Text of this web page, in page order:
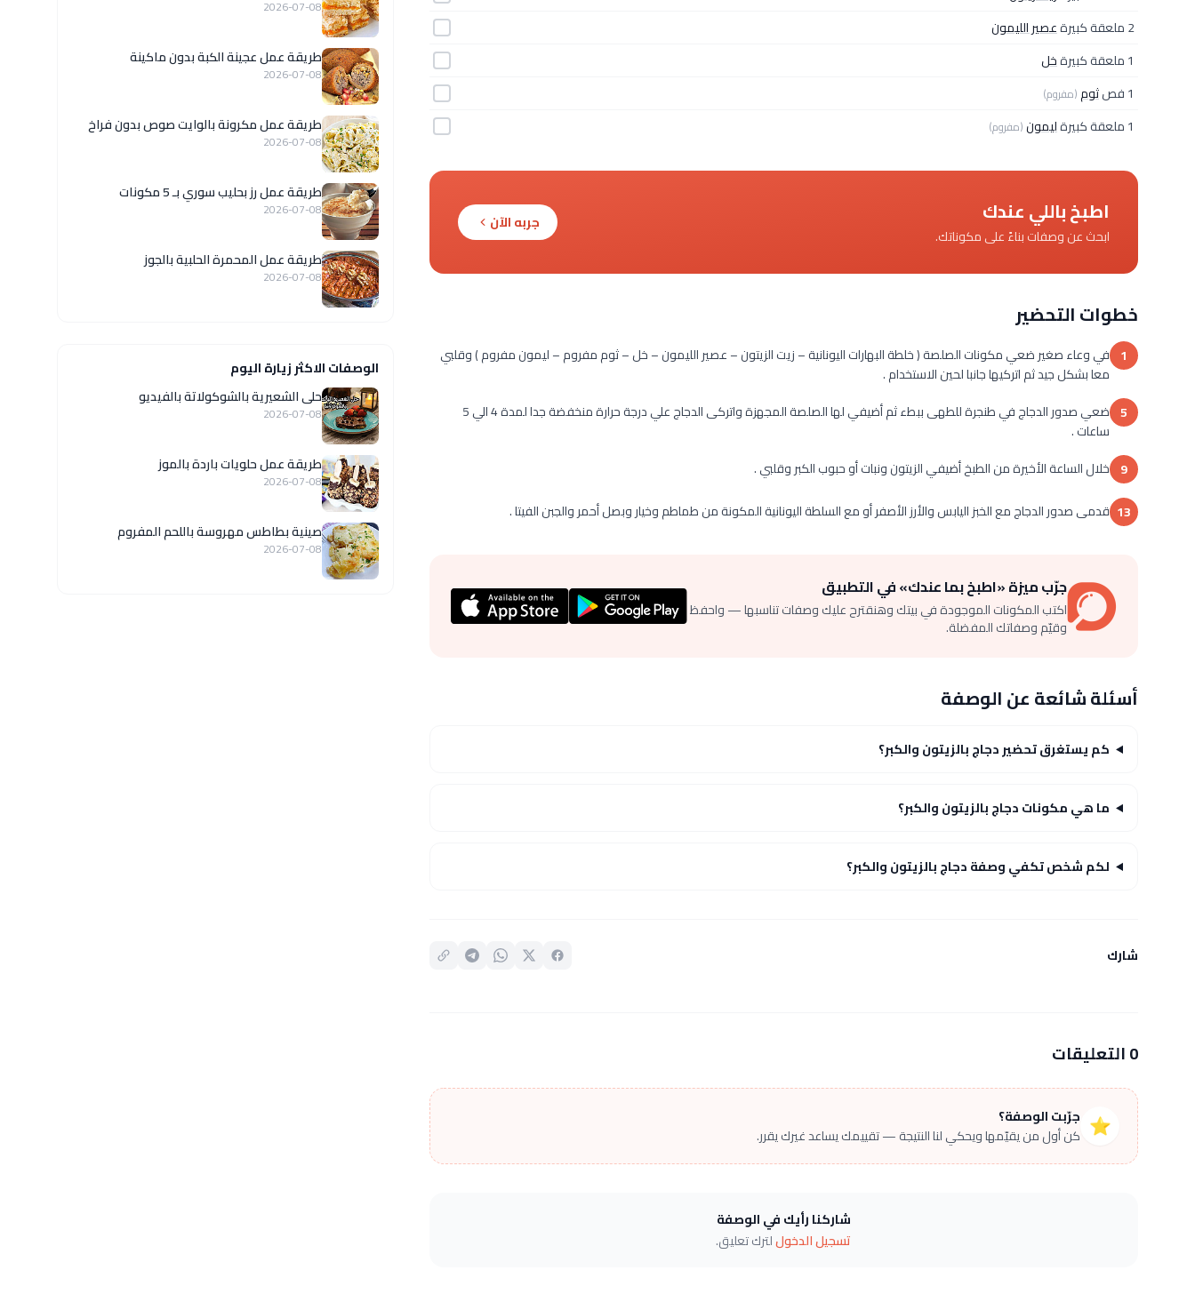
2 ملعقة كبيرة
عصير الليمون
1 ملعقة كبيرة
خل
1 فص
ثوم(مفروم)
1 ملعقة كبيرة ليمون(مفروم)
اطبخ باللي عندك
ابحث عن وصفات بناءً على مكوناتك.
جربه الآن
خطوات التحضير
1 في وعاء صغير ضعي مكونات الصلصة ( خلطة البهارات اليونانية – زيت الزيتون – عصير الليمون – خل – ثوم مفروم – ليمون مفروم ) وقلبي
معا بشكل جيد ثم اتركيها جانبا لحين الاستخدام .
5
ضعي صدور الدجاج في طنجرة للطهى ببطء ثم أضيفي لها الصلصة المجهزة واتركى الدجاج علي درجة حرارة منخفضة جدا لمدة 4 الي 5
ساعات .
9 خلال الساعة الأخيرة من الطبخ أضيفي الزيتون ونبات أو حبوب الكبر وقلبي .
13 قدمى صدور الدجاج مع الخبز اليابس والأرز الأصفر أو مع السلطة اليونانية المكونة من طماطم وخيار وبصل أحمر والجبن الفيتا .
جرّب ميزة «اطبخ بما عندك» في التطبيق
اكتب المكونات الموجودة في بيتك وهنقترح عليك وصفات تناسبها — واحفظ
وقيّم وصفاتك المفضلة.
أسئلة شائعة عن الوصفة
كم يستغرق تحضير دجاج بالزيتون والكبر؟
ما هي مكونات دجاج بالزيتون والكبر؟
لكم شخص تكفي وصفة دجاج بالزيتون والكبر؟
شارك
0 التعليقات
⭐ جرّبت الوصفة؟
كن أول من يقيّمها ويحكي لنا النتيجة — تقييمك يساعد غيرك يقرر.
شاركنا رأيك في الوصفة
تسجيل الدخوللترك تعليق.
2026-07-08
طريقة عمل عجينة الكبة بدون ماكينة
2026-07-08
طريقة عمل مكرونة بالوايت صوص بدون فراخ
2026-07-08
طريقة عمل رز بحليب سوري بـ 5 مكونات
2026-07-08
طريقة عمل المحمرة الحلبية بالجوز
2026-07-08
الوصفات الاكثر زيارة اليوم
حلى الشعيرية بالشوكولاتة بالفيديو
2026-07-08
طريقة عمل حلويات باردة بالموز
2026-07-08
صينية بطاطس مهروسة باللحم المفروم
2026-07-08